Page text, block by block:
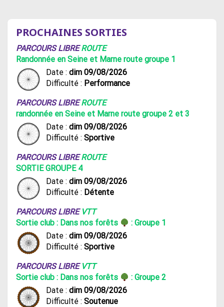
PROCHAINES SORTIES
PARCOURS LIBREROUTE
Randonnée en Seine et Marne route groupe 1
Date : dim 09/08/2026
Difficulté : Performance
PARCOURS LIBREROUTE
randonnée en Seine et Marne route groupe 2 et 3
Date : dim 09/08/2026
Difficulté : Sportive
PARCOURS LIBREROUTE
SORTIE GROUPE 4
Date : dim 09/08/2026
Difficulté : Détente
PARCOURS LIBRE VTT
Sortie club : Dans nos forêts
: Groupe 1
Date : dim 09/08/2026
Difficulté : Sportive
PARCOURS LIBRE VTT
Sortie club : Dans nos forêts
: Groupe 2
Date : dim 09/08/2026
Difficulté : Soutenue